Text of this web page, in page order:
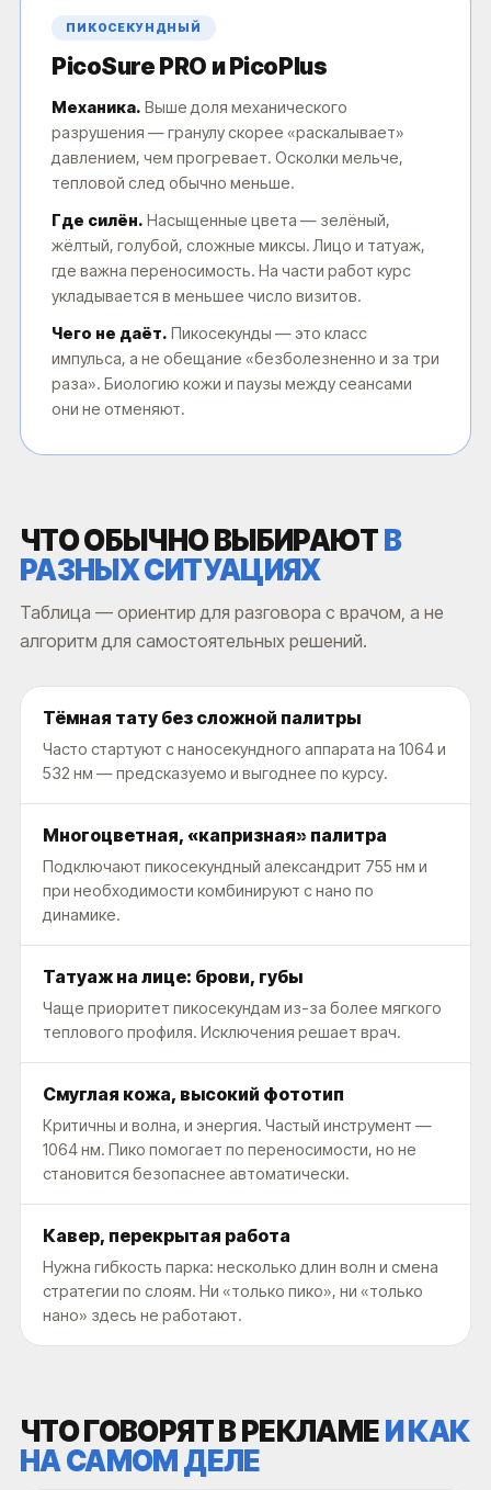
ПИКОСЕКУНДНЫЙ
PicoSure PRO и PicoPlus
Механика. Выше доля механического
разрушения — гранулу скорее «раскалывает»
давлением, чем прогревает. Осколки мельче,
тепловой след обычно меньше.
Где силён. Насыщенные цвета — зелёный,
жёлтый, голубой, сложные миксы. Лицо и татуаж,
где важна переносимость. На части работ курс
укладывается в меньшее число визитов.
Чего не даёт. Пикосекунды — это класс
импульса, а не обещание «безболезненно и за три
раза». Биологию кожи и паузы между сеансами
они не отменяют.
ЧТО ОБЫЧНО ВЫБИРАЮТВ
РАЗНЫХ СИТУАЦИЯХ
Таблица — ориентир для разговора с врачом, а не
алгоритм для самостоятельных решений.
Тёмная тату без сложной палитры
Часто стартуют с наносекундного аппарата на 1064 и
532 нм — предсказуемо и выгоднее по курсу.
Многоцветная, «капризная» палитра
Подключают пикосекундный александрит 755 нм и
при необходимости комбинируют с нано по
динамике.
Татуаж на лице: брови, губы
Чаще приоритет пикосекундам из-за более мягкого
теплового профиля. Исключения решает врач.
Смуглая кожа, высокий фототип
Критичны и волна, и энергия. Частый инструмент —
1064 нм. Пико помогает по переносимости, но не
становится безопаснее автоматически.
Кавер, перекрытая работа
Нужна гибкость парка: несколько длин волн и смена
стратегии по слоям. Ни «только пико», ни «только
нано» здесь не работают.
ЧТО ГОВОРЯТ В РЕКЛАМЕИ КАК
НА САМОМ ДЕЛЕ